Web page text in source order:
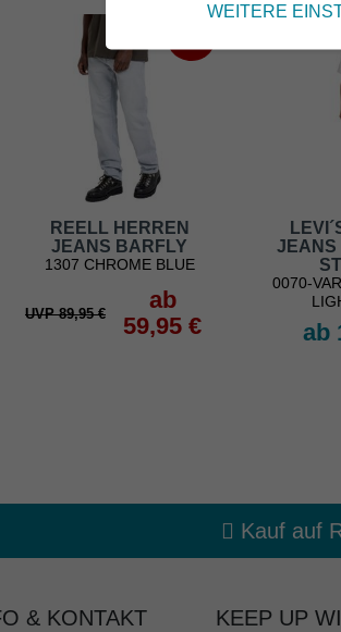
REELL HERREN
JEANS BARFLY
1307 CHROME BLUE
UVP 89,95 €
ab
59,95 €
JEANS
0070-
ab
Kauf auf
& KONTAKT KEEP UP
WEITERE